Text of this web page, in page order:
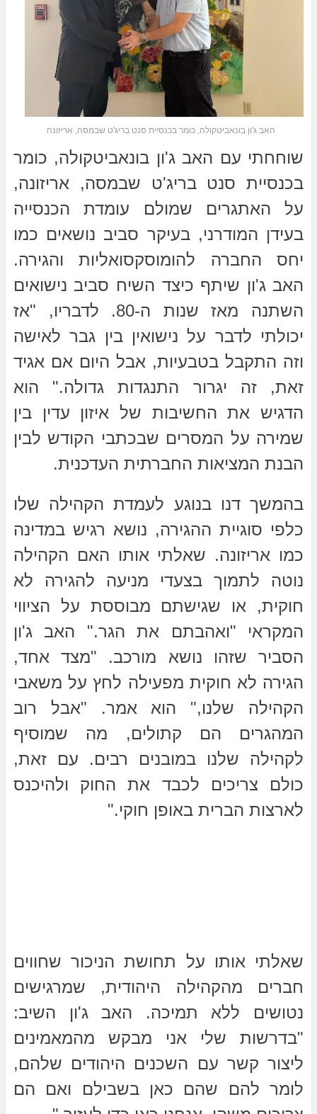
האב ג'ון בונאביטקולה, כומר בכנסיית סנט בריג'ט שבמסה, אריזונה
שוחחתי עם האב ג'ון בונאביטקולה, כומר
בכנסיית סנט בריג'ט שבמסה, אריזונה,
על האתגרים שמולם עומדת הכנסייה
בעידן המודרני, בעיקר סביב נושאים כמו
יחס החברה להומוסקסואליות והגירה.
האב ג'ון שיתף כיצד השיח סביב נישואים
השתנה מאז שנות ה-80. לדבריו, "אז
יכולתי לדבר על נישואין בין גבר לאישה
וזה התקבל בטבעיות, אבל היום אם אגיד
זאת, זה יגרור התנגדות גדולה." הוא
הדגיש את החשיבות של איזון עדין בין
שמירה על המסרים שבכתבי הקודש לבין
הבנת המציאות החברתית העדכנית.
בהמשך דנו בנוגע לעמדת הקהילה שלו
כלפי סוגיית ההגירה, נושא רגיש במדינה
כמו אריזונה. שאלתי אותו האם הקהילה
נוטה לתמוך בצעדי מניעה להגירה לא
חוקית, או שגישתם מבוססת על הציווי
המקראי "ואהבתם את הגר." האב ג'ון
הסביר שזהו נושא מורכב. "מצד אחד,
הגירה לא חוקית מפעילה לחץ על משאבי
הקהילה שלנו," הוא אמר. "אבל רוב
המהגרים הם קתולים, מה שמוסיף
לקהילה שלנו במובנים רבים. עם זאת,
כולם צריכים לכבד את החוק ולהיכנס
לארצות הברית באופן חוקי."
שאלתי אותו על תחושת הניכור שחווים
חברים מהקהילה היהודית, שמרגישים
נטושים ללא תמיכה. האב ג'ון השיב:
"בדרשות שלי אני מבקש מהמאמינים
ליצור קשר עם השכנים היהודים שלהם,
לומר להם שהם כאן בשבילם ואם הם